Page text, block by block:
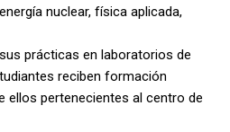
nuclear, física aplicada,
prácticas en laboratorios de
reciben formación
ellos pertenecientes al centro de